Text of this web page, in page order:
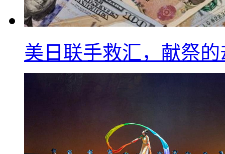
美日联手救汇，献祭